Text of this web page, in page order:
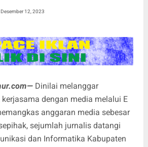
Desember 12, 2023
Dinilai melanggar
dengan media melalui E
anggaran media sebesar
sejumlah jurnalis datangi
dan Informatika Kabupaten